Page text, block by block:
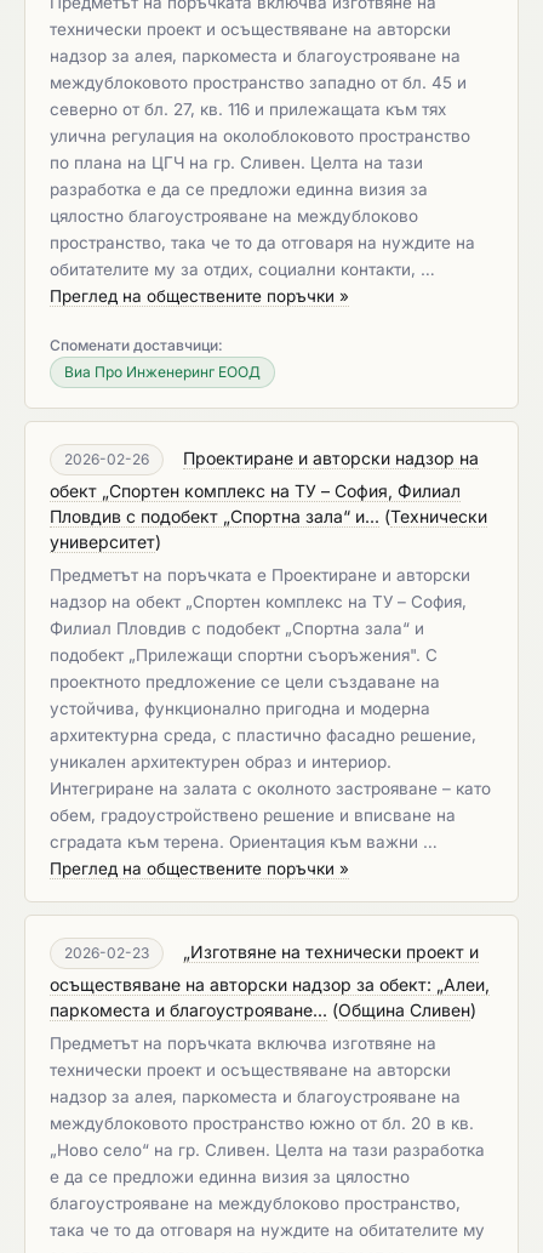
технически проект и осъществяване на авторски
надзор за алея, паркоместа и благоустрояване на
междублоковото пространство западно от бл. 45 и
северно от бл. 27, кв. 116 и прилежащата към тях
улична регулация на околоблоковото пространство
по плана на ЦГЧ на гр. Сливен. Целта на тази
разработка е да се предложи единна визия за
цялостно благоустрояване на междублоково
пространство, така че то да отговаря на нуждите на
обитателите му за отдих, социални контакти, …
Преглед на обществените поръчки »
Споменати доставчици:
Виа Про Инженеринг ЕООД
2026-02-26
Проектиране и авторски надзор на
обект „Спортен комплекс на ТУ – София, Филиал
Пловдив с подобект „Спортна зала“ и... (Технически
университет)
Предметът на поръчката е Проектиране и авторски
надзор на обект „Спортен комплекс на ТУ – София,
Филиал Пловдив с подобект „Спортна зала“ и
подобект „Прилежащи спортни съоръжения". С
проектното предложение се цели създаване на
устойчива, функционално пригодна и модерна
архитектурна среда, с пластично фасадно решение,
уникален архитектурен образ и интериор.
Интегриране на залата с околното застрояване – като
обем, градоустройствено решение и вписване на
сградата към терена. Ориентация към важни …
Преглед на обществените поръчки »
2026-02-23
„Изготвяне на технически проект и
осъществяване на авторски надзор за обект: „Алеи,
паркоместа и благоустрояване... (Община Сливен)
Предметът на поръчката включва изготвяне на
технически проект и осъществяване на авторски
надзор за алея, паркоместа и благоустрояване на
междублоковото пространство южно от бл. 20 в кв.
„Ново село“ на гр. Сливен. Целта на тази разработка
е да се предложи единна визия за цялостно
благоустрояване на междублоково пространство,
така че то да отговаря на нуждите на обитателите му